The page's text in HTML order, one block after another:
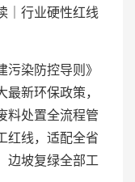
｜行业硬性红线
染防控导则》
新环保政策，
料处置全流程管
红线，适配全省
边坡复绿全部工